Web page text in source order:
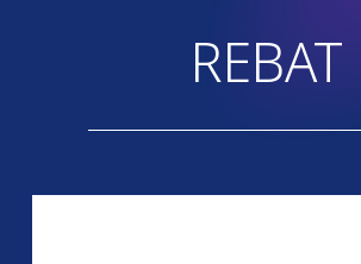
REBAT